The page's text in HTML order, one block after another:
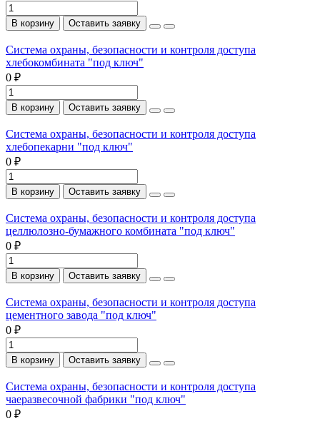
В корзину Оставить заявку
Система охраны, безопасности и контроля доступа
хлебокомбината "под ключ"
0 ₽
В корзину Оставить заявку
Система охраны, безопасности и контроля доступа
хлебопекарни "под ключ"
0 ₽
В корзину Оставить заявку
Система охраны, безопасности и контроля доступа
целлюлозно-бумажного комбината "под ключ"
0 ₽
В корзину Оставить заявку
Система охраны, безопасности и контроля доступа
цементного завода "под ключ"
0 ₽
В корзину Оставить заявку
Система охраны, безопасности и контроля доступа
чаеразвесочной фабрики "под ключ"
0 ₽